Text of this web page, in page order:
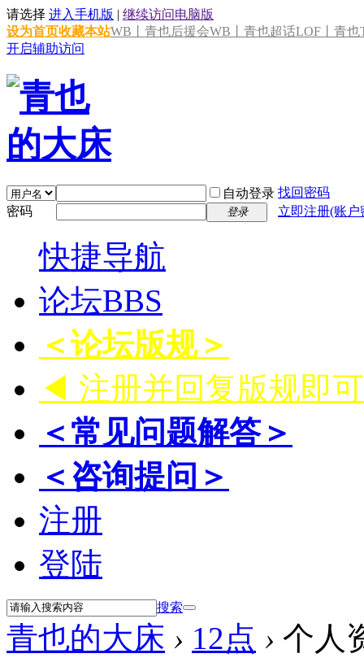
请选择 进入手机版 | 继续访问电脑版
设为首页收藏本站WB丨青也后援会WB丨青也超话LOF丨青也
开启辅助访问
自动登录 找回密码
密码
登录 立即注册(账
快捷导航
论坛BBS
＜论坛版规＞
◀ 注册并回复版规即
＜常见问题解答＞
＜咨询提问＞
注册
登陆
搜索
青也的大床 › 12点 › 个人